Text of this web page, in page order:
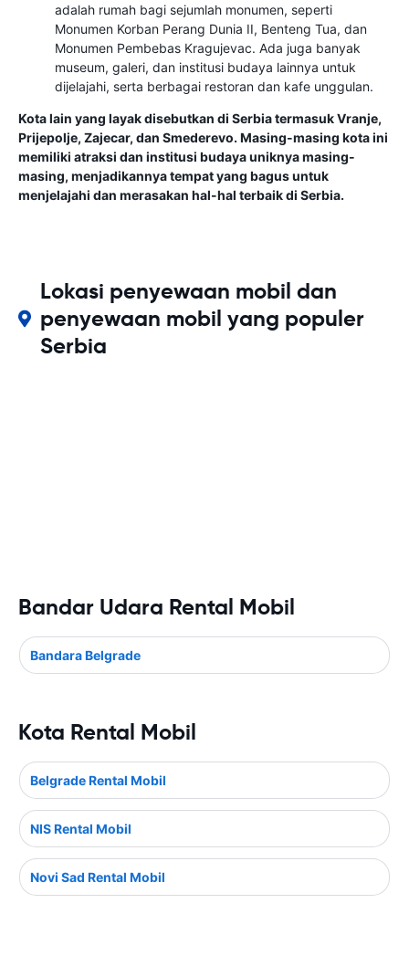
adalah rumah bagi sejumlah monumen, seperti
Monumen Korban Perang Dunia II, Benteng Tua, dan
Monumen Pembebas Kragujevac. Ada juga banyak
museum, galeri, dan institusi budaya lainnya untuk
dijelajahi, serta berbagai restoran dan kafe unggulan.
Kota lain yang layak disebutkan di Serbia termasuk Vranje,
Prijepolje, Zajecar, dan Smederevo. Masing-masing kota ini
memiliki atraksi dan institusi budaya uniknya masing-
masing, menjadikannya tempat yang bagus untuk
menjelajahi dan merasakan hal-hal terbaik di Serbia.
Lokasi penyewaan mobil dan
penyewaan mobil yang populer
Serbia
Bandar Udara Rental Mobil
Bandara Belgrade
Kota Rental Mobil
Belgrade Rental Mobil
NIS Rental Mobil
Novi Sad Rental Mobil